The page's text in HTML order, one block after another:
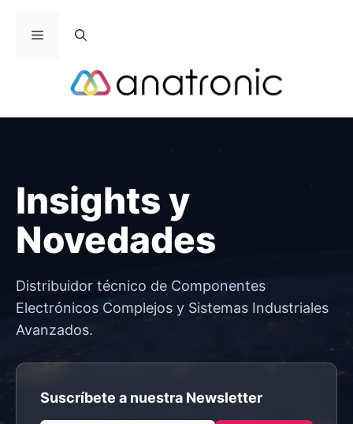
Menú
Insights y
Novedades
Distribuidor técnico de Componentes
Electrónicos Complejos y Sistemas Industriales
Avanzados.
Suscríbete a nuestra Newsletter